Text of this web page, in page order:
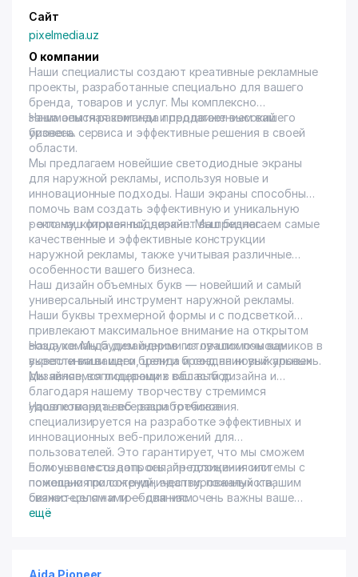
Сайт
pixelmedia.uz
О компании
Наши специалисты создают креативные рекламные
проекты, разработанные специально для вашего
бренда, товаров и услуг. Мы комплексно
занимаемся развитием и продвижением вашего
бизнеса.
Наша опытная команда предлагает высокий
уровень сервиса и эффективные решения в своей
области.
Мы предлагаем новейшие светодиодные экраны
для наружной рекламы, используя новые и
инновационные подходы. Наши экраны способны
помочь вам создать эффективную и уникальную
рекламу, которая подчеркнет ваш бизнес.
- это наш фирменный дизайн. Мы предлагаем самые
качественные и эффективные конструкции
наружной рекламы, также учитывая различные
особенности вашего бизнеса.
Наш дизайн объемных букв — новейший и самый
универсальный инструмент наружной рекламы.
Наши буквы трехмерной формы и с подсветкой
привлекают максимальное внимание на открытом
воздухе. Мы будем одними из лучших помощников в
укреплении вашего бренда и создании уникальных
дизайнов, воплощающих ваш выбор.
Наша команда дизайнеров готова помочь вам
вывести ваши идеи, цели и бренд на новый уровень.
Мы являемся лидерами в области дизайна и
благодаря нашему творчеству стремимся
удовлетворить все ваши требования.
Наша команда веб-разработчиков
специализируется на разработке эффективных и
инновационных веб-приложений для
пользователей. Это гарантирует, что мы сможем
помочь вам создать онлайн-позиции и системы с
помощью приложений, адаптированных к вашим
бизнес-целям и требованиям.
Если у вас есть вопросы, предложения или
пожелания по сотрудничеству, пожалуйста,
свяжитесь с нами — для нас очень важны ваше
мнение, отзывы и обратная связь.
ещё
Aida Pioneer